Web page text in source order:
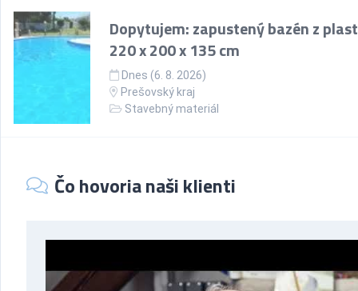
Dopytujem: zapustený bazén z
220 x 200 x 135 cm
Dnes (6. 8. 2026)
Prešovský kraj
Stavebný materiál
Čo hovoria naši klienti